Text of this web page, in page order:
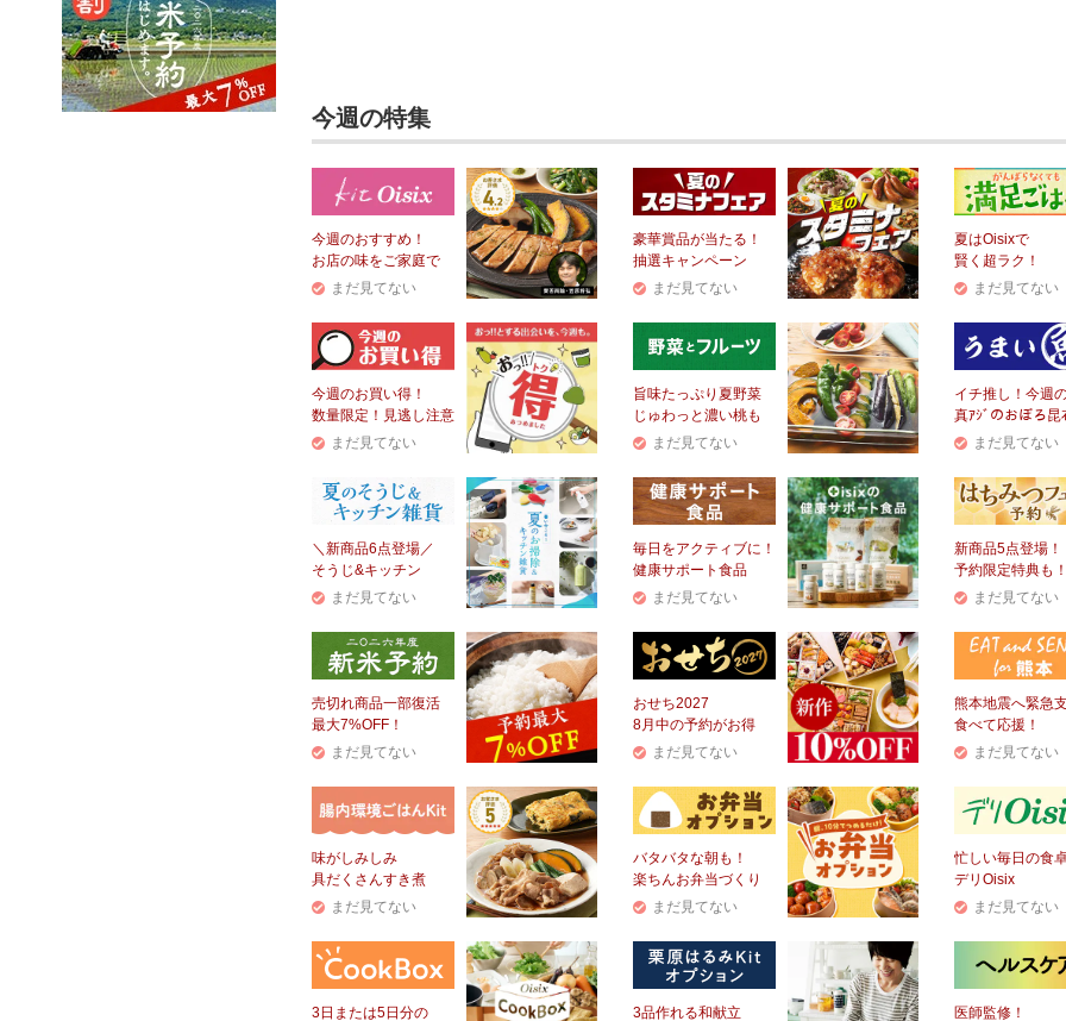
今週の特集
今週のおすすめ！
お店の味をご家庭で
まだ見てない
豪華賞品が当たる！
抽選キャンペーン
まだ見てない
夏はOisixで
賢く超ラク！
まだ見てない
今週のお買い得！
数量限定！見逃し注意
まだ見てない
旨味たっぷり夏野菜
じゅわっと濃い桃も
まだ見てない
イチ推し！今週
真ｱｼﾞのおぼろ昆
まだ見てない
＼新商品6点登場／
そうじ&キッチン
まだ見てない
毎日をアクティブに！
健康サポート食品
まだ見てない
新商品5点登場！
予約限定特典も
まだ見てない
売切れ商品一部復活
最大7%OFF！
まだ見てない
おせち2027
8月中の予約がお得
まだ見てない
熊本地震へ緊急
食べて応援！
まだ見てない
味がしみしみ
具だくさんすき煮
まだ見てない
バタバタな朝も！
楽ちんお弁当づくり
まだ見てない
忙しい毎日の食
デリOisix
まだ見てない
3日または5日分の 3品作れる和献立 医師監修！